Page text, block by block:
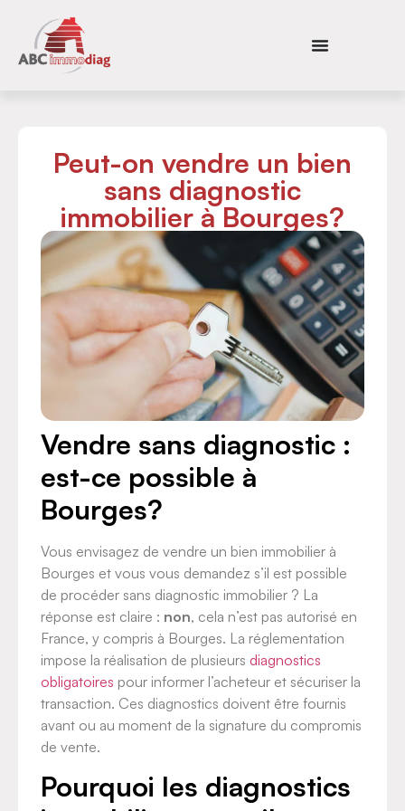
Peut-on vendre un bien
sans diagnostic
immobilier à Bourges?
Vendre sans diagnostic :
est-ce possible à
Bourges?
Vous envisagez de vendre un bien immobilier à
Bourges et vous vous demandez s’il est possible
de procéder sans diagnostic immobilier ? La
réponse est claire : non, cela n’est pas autorisé en
France, y compris à Bourges. La réglementation
impose la réalisation de plusieurs diagnostics
obligatoires pour informer l’acheteur et sécuriser la
transaction. Ces diagnostics doivent être fournis
avant ou au moment de la signature du compromis
de vente.
Pourquoi les diagnostics